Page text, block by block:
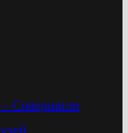
- Cовершили